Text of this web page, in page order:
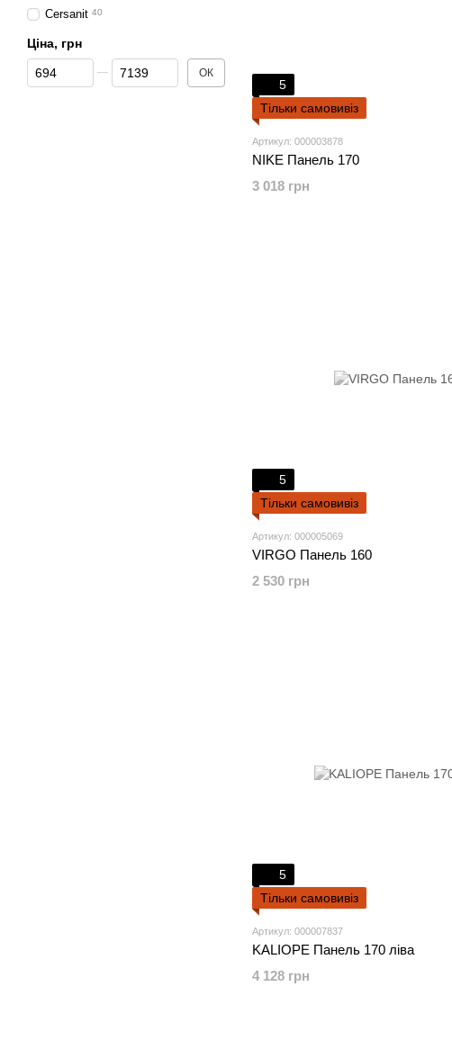
5
Тільки самовивіз
Артикул: 000003878
NIKE Панель 170
3 018 грн
5
Тільки самовивіз
Артикул: 000005069
VIRGO Панель 160
2 530 грн
5
Тільки самовивіз
Артикул: 000007837
KALIOPE Панель 170 ліва
4 128 грн
Cersanit 40
Ціна, грн
Від Ціна, грн
До Ціна, грн ОК